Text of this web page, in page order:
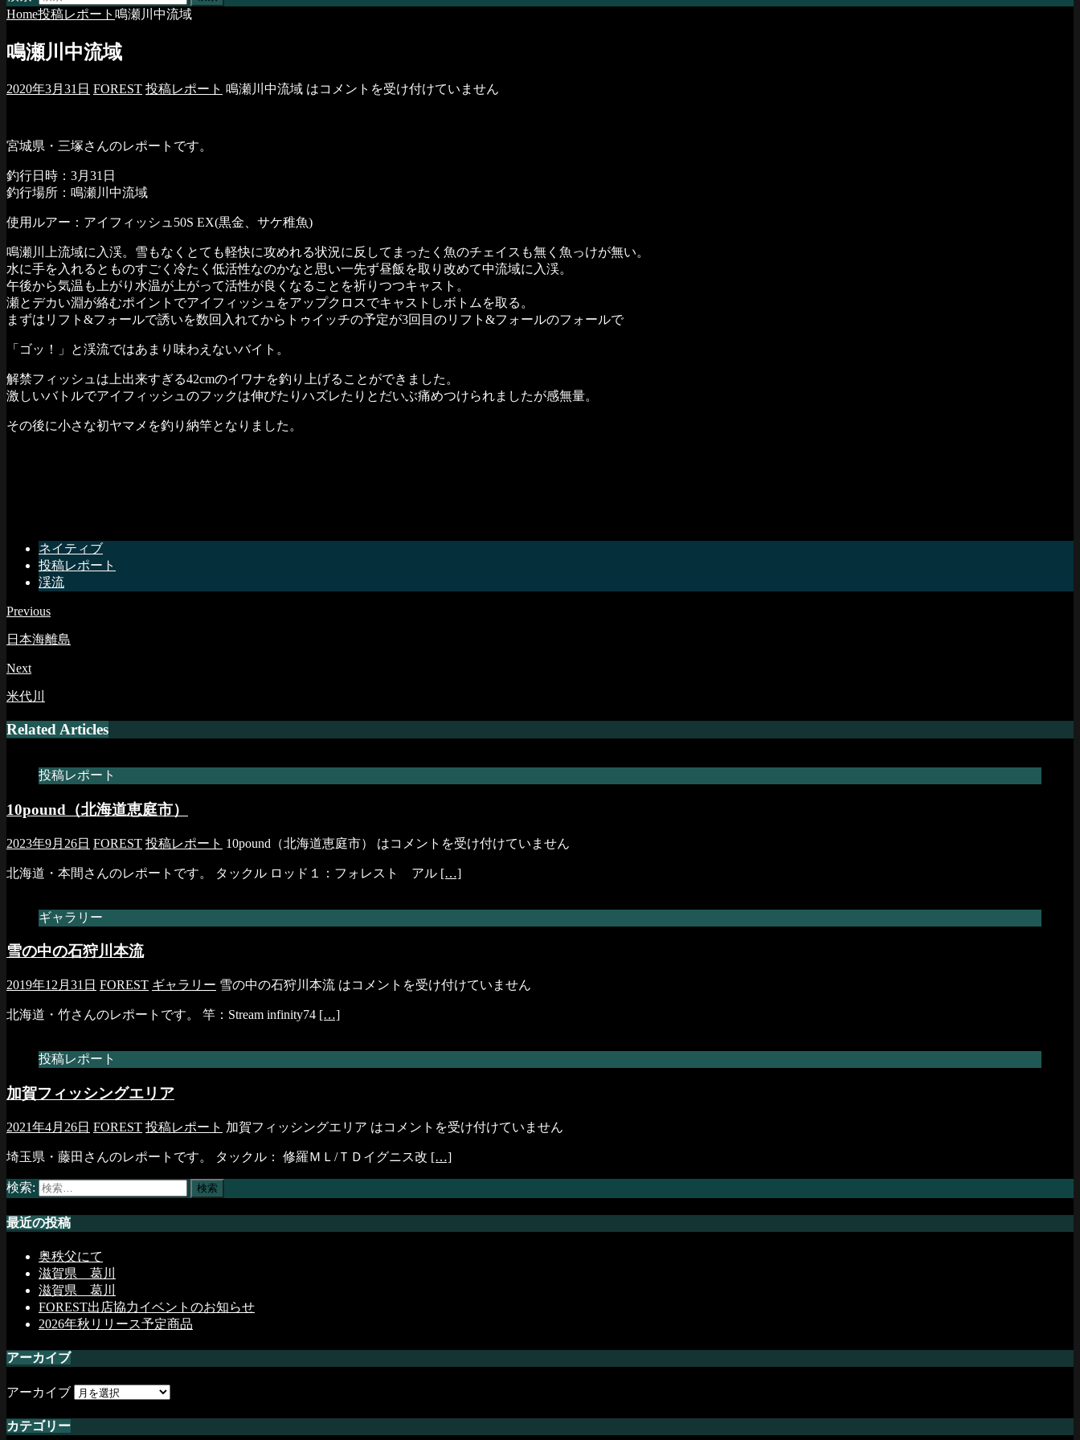
Home投稿レポート 鳴瀬川中流域
鳴瀬川中流域
2020年3月31日 FOREST 投稿レポート 鳴瀬川中流域 はコメントを受け付けていません
宮城県・三塚さんのレポートです。
釣行日時：3月31日
釣行場所：鳴瀬川中流域
使用ルアー：アイフィッシュ50S EX(黒金、サケ稚魚)
鳴瀬川上流域に入渓。雪もなくとても軽快に攻めれる状況に反してまったく魚のチェイスも無く魚っけが無い。
水に手を入れるとものすごく冷たく低活性なのかなと思い一先ず昼飯を取り改めて中流域に入渓。
午後から気温も上がり水温が上がって活性が良くなることを祈りつつキャスト。
瀬とデカい淵が絡むポイントでアイフィッシュをアップクロスでキャストしボトムを取る。
まずはリフト&フォールで誘いを数回入れてからトゥイッチの予定が3回目のリフト&フォールのフォールで
「ゴッ！」と渓流ではあまり味わえないバイト。
解禁フィッシュは上出来すぎる42cmのイワナを釣り上げることができました。
激しいバトルでアイフィッシュのフックは伸びたりハズレたりとだいぶ痛めつけられましたが感無量。
その後に小さな初ヤマメを釣り納竿となりました。
ネイティブ
投稿レポート
渓流
Previous
日本海離島
Next
米代川
Related Articles
投稿レポート
10pound（北海道恵庭市）
2023年9月26日 FOREST 投稿レポート 10pound（北海道恵庭市） はコメントを受け付けていません
北海道・本間さんのレポートです。 タックル ロッド１：フォレスト アル […]
ギャラリー
雪の中の石狩川本流
2019年12月31日 FOREST ギャラリー 雪の中の石狩川本流 はコメントを受け付けていません
北海道・竹さんのレポートです。 竿：Stream infinity74 […]
投稿レポート
加賀フィッシングエリア
2021年4月26日 FOREST 投稿レポート 加賀フィッシングエリア はコメントを受け付けていません
埼玉県・藤田さんのレポートです。 タックル： 修羅ＭＬ/ＴＤイグニス改 […]
検索:
最近の投稿
奥秩父にて
滋賀県 葛川
滋賀県 葛川
FOREST出店協力イベントのお知らせ
2026年秋リリース予定商品
アーカイブ
アーカイブ
カテゴリー